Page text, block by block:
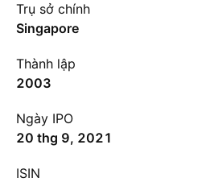
Trụ sở chính
Singapore
Thành lập
2003
Ngày IPO
20 thg 9, 2021
ISIN